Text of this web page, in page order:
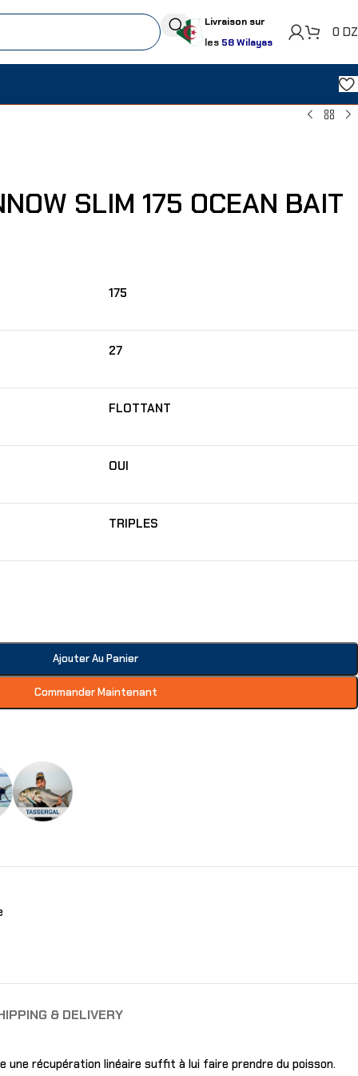
Livraison sur
les 58 Wilayas
0
SLIM 175 OCEAN BAIT
175
27
FLOTTANT
OUI
TRIPLES
Ajouter Au Panier
Commander Maintenant
& DELIVERY
une récupération linéaire suffit à lui faire prendre du poisson.